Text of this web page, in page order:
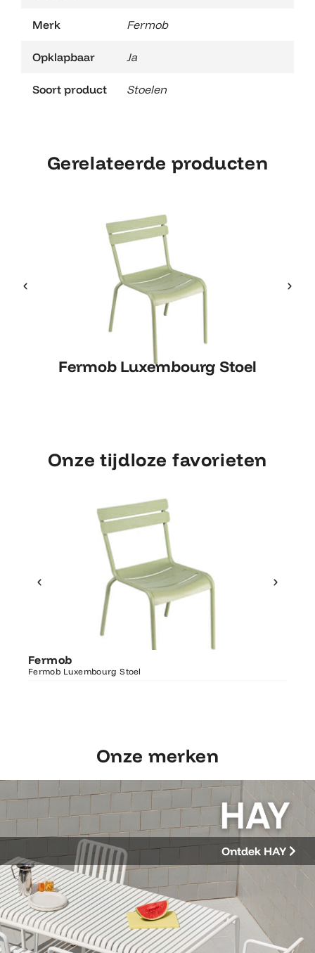
Merk Fermob
Opklapbaar Ja
Soort product Stoelen
Gerelateerde producten
Fermob Luxembourg Stoel
Fermob Luxembourg Stoel
Onze tijdloze favorieten
Fermob
Fermob Luxembourg Stoel
Ontdek Fermob
Luxembourg Stoel
Onze merken
Ontdek HAY